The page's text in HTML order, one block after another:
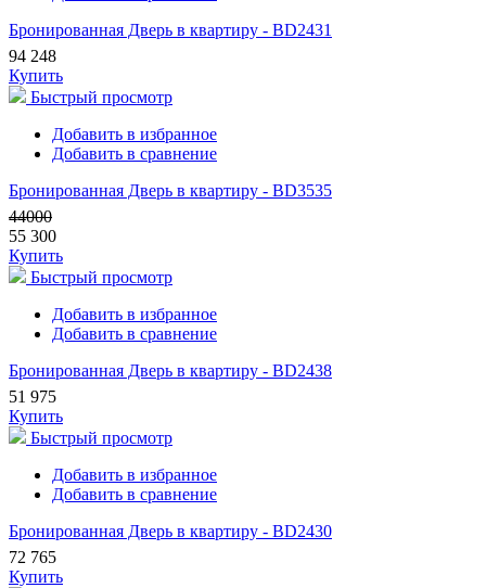
Бронированная Дверь в квартиру - BD2431
94 248
Купить
Быстрый просмотр
Добавить в избранное
Добавить в сравнение
Бронированная Дверь в квартиру - BD3535
44000
55 300
Купить
Быстрый просмотр
Добавить в избранное
Добавить в сравнение
Бронированная Дверь в квартиру - BD2438
51 975
Купить
Быстрый просмотр
Добавить в избранное
Добавить в сравнение
Бронированная Дверь в квартиру - BD2430
72 765
Купить